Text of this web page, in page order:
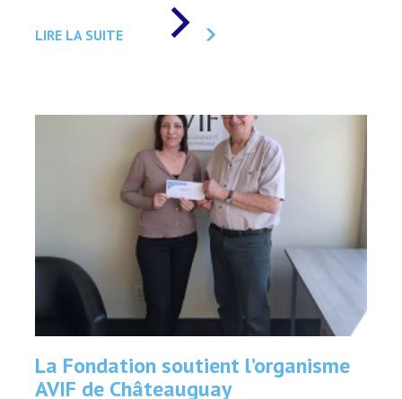
LIRE LA SUITE«
UN
ORGANISMES
SECTEUR
POINTE-
DE-
L’ÎLE
»
La Fondation soutient l’organisme
AVIF de Châteauguay